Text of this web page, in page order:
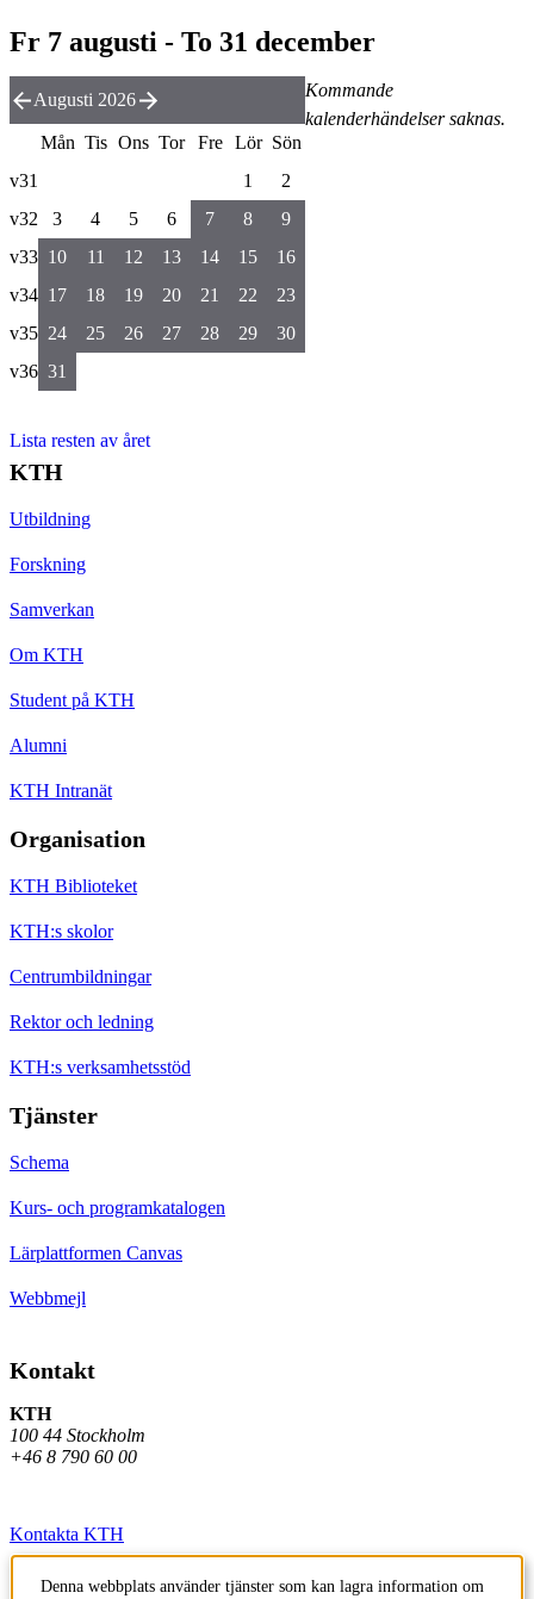
Fr 7 augusti - To 31 december
Kommande
kalenderhändelser saknas.
Augusti 2026
Mån Tis Ons Tor Fre Lör Sön
v31
1
2
v32
3 4 5 6 7 8
9
v33 10 11 12 13 14 15
16
v34 17 18 19 20 21 22
23
v35 24 25 26 27 28 29
30
v36 31
Lista resten av året
KTH
Utbildning
Forskning
Samverkan
Om KTH
Student på KTH
Alumni
KTH Intranät
Organisation
KTH Biblioteket
KTH:s skolor
Centrumbildningar
Rektor och ledning
KTH:s verksamhetsstöd
Tjänster
Schema
Kurs- och programkatalogen
Lärplattformen Canvas
Webbmejl
Kontakt
KTH
100 44 Stockholm
+46 8 790 60 00
Kontakta KTH
Jobba på KTH
Denna webbplats använder tjänster som kan lagra information om